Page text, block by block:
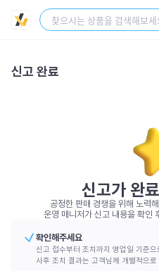
신고 완료
신고가 완
공정한 판매 경쟁을 위해 노력
운영 매니저가 신고 내용을 확인
확인해주세요
신고 접수부터 조치까지 영업일 기준
사후 조치 결과는 고객님께 개별적으